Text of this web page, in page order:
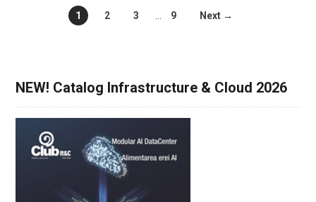
1 2 3 9 Next →
NEW! Catalog Infrastructure & Cloud 2026